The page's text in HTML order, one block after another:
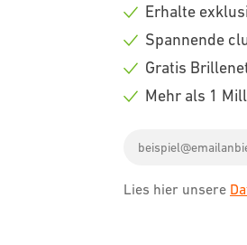
Check
Erhalte
Check
Spannende
Check
Gratis
Mehr als 1
address
Lies hier unsere